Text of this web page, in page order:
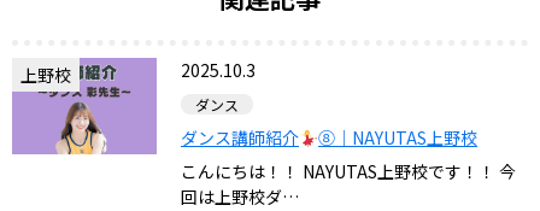
上野校 2025.10.3
ダンス
ダンス講師紹介
⑧｜NAYUTAS上野校
こんにちは！！ NAYUTAS上野校です！！ 今
回は上野校ダ…